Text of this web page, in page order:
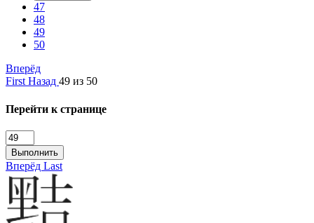
47
48
49
50
Вперёд
First Назад 49 из 50
Перейти к странице
Выполнить
Вперёд Last